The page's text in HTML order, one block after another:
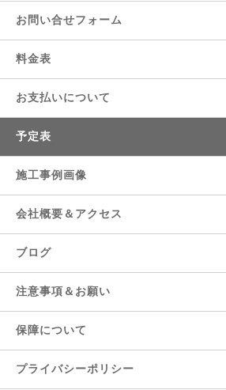
お問い合せフォーム
料金表
お支払いについて
予定表
施工事例画像
会社概要＆アクセス
ブログ
注意事項＆お願い
保障について
プライバシーポリシー